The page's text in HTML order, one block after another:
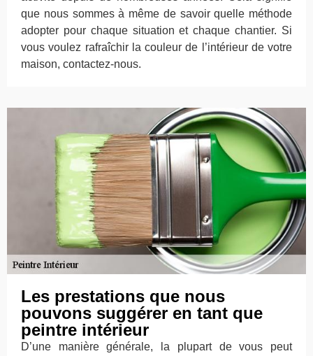
que nous sommes à même de savoir quelle méthode
adopter pour chaque situation et chaque chantier. Si
vous voulez rafraîchir la couleur de l’intérieur de votre
maison, contactez-nous.
Les prestations que nous
pouvons suggérer en tant que
peintre intérieur
D’une manière générale, la plupart de vous peut